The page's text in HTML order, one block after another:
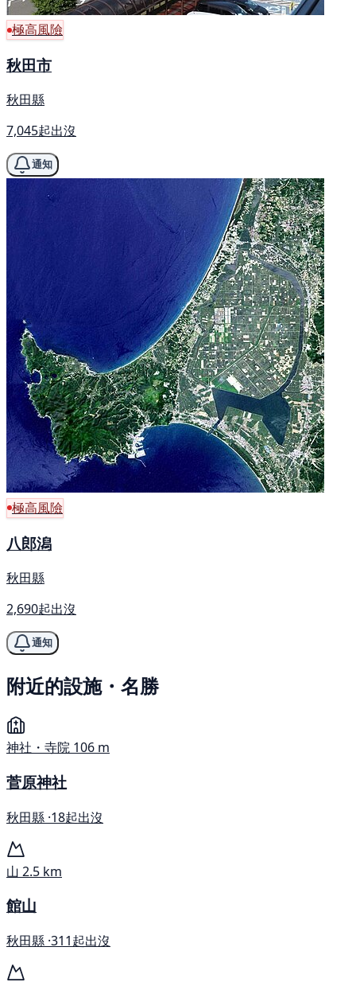
極高風險
秋田市
秋田縣
7,045起出沒
通知
極高風險
八郎潟
秋田縣
2,690起出沒
通知
附近的設施・名勝
神社・寺院 106 m
菅原神社
秋田縣 ·18起出沒
山 2.5 km
館山
秋田縣 ·311起出沒